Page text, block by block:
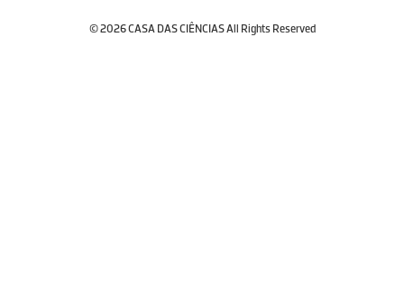
© 2026 CASA DAS CIÊNCIAS All Rights Reserved